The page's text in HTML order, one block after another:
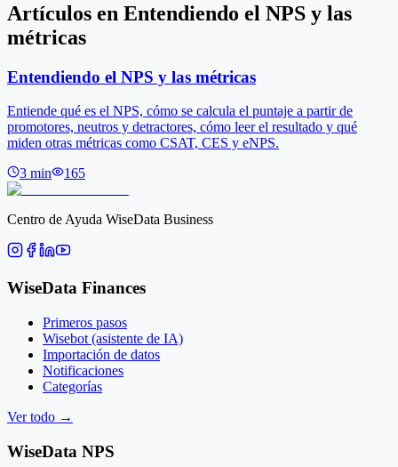
Artículos en Entendiendo el NPS y las
métricas
Entendiendo el NPS y las métricas
Entiende qué es el NPS, cómo se calcula el puntaje a partir de
promotores, neutros y detractores, cómo leer el resultado y qué
miden otras métricas como CSAT, CES y eNPS.
3 min 165
Centro de Ayuda WiseData Business
WiseData Finances
Primeros pasos
Wisebot (asistente de IA)
Importación de datos
Notificaciones
Categorías
Ver todo →
WiseData NPS